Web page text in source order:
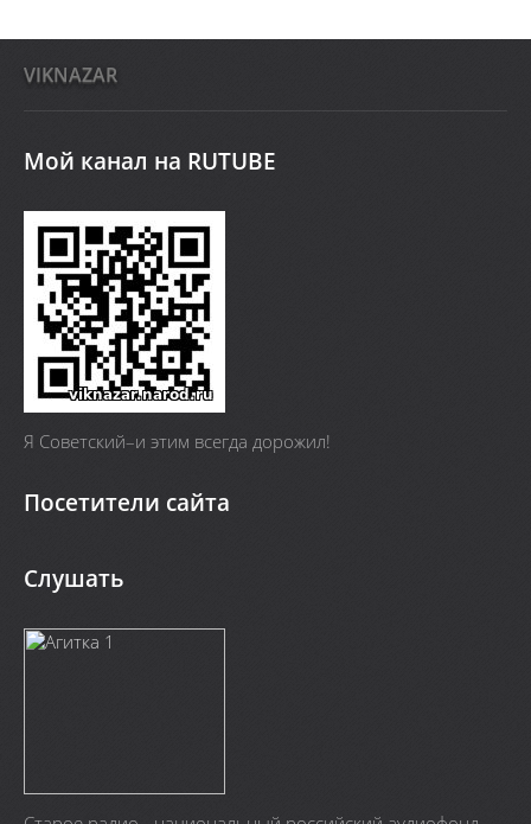
VIKNAZAR
Мой канал на RUTUBE
Я Cоветский–и этим всегда дорожил!
Посетители сайта
Слушать